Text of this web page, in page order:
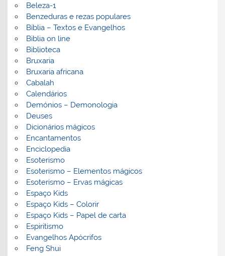
Beleza-1
Benzeduras e rezas populares
Bíblia – Textos e Evangelhos
Biblia on line
Biblioteca
Bruxaria
Bruxaria africana
Cabalah
Calendários
Demónios – Demonologia
Deuses
Dicionários mágicos
Encantamentos
Enciclopedia
Esoterismo
Esoterismo – Elementos mágicos
Esoterismo – Ervas mágicas
Espaço Kids
Espaço Kids – Colorir
Espaço Kids – Papel de carta
Espiritismo
Evangelhos Apócrifos
Feng Shui